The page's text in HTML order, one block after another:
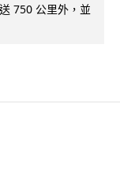
750 公里外，並